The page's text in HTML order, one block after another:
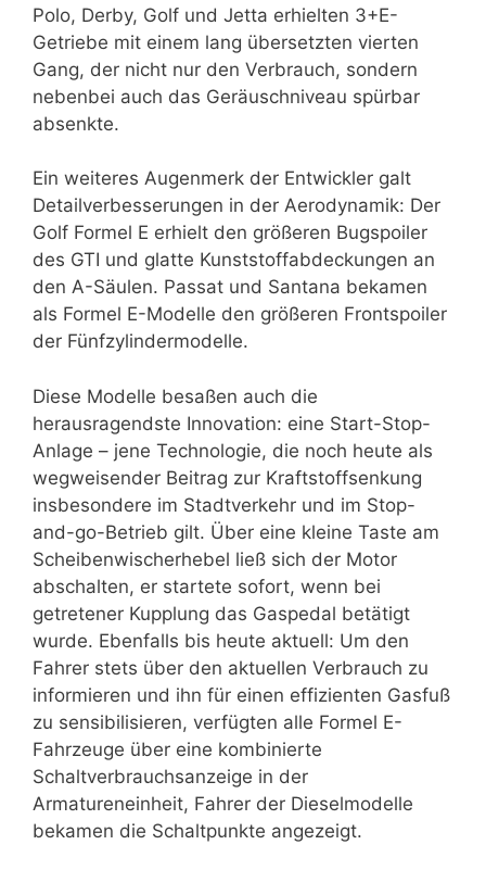
Polo, Derby, Golf und Jetta erhielten 3+E-
Getriebe mit einem lang übersetzten vierten
Gang, der nicht nur den Verbrauch, sondern
nebenbei auch das Geräuschniveau spürbar
absenkte.
Ein weiteres Augenmerk der Entwickler galt
Detailverbesserungen in der Aerodynamik: Der
Golf Formel E erhielt den größeren Bugspoiler
des GTI und glatte Kunststoffabdeckungen an
den A-Säulen. Passat und Santana bekamen
als Formel E-Modelle den größeren Frontspoiler
der Fünfzylindermodelle.
Diese Modelle besaßen auch die
herausragendste Innovation: eine Start-Stop-
Anlage – jene Technologie, die noch heute als
wegweisender Beitrag zur Kraftstoffsenkung
insbesondere im Stadtverkehr und im Stop-
and-go-Betrieb gilt. Über eine kleine Taste am
Scheibenwischerhebel ließ sich der Motor
abschalten, er startete sofort, wenn bei
getretener Kupplung das Gaspedal betätigt
wurde. Ebenfalls bis heute aktuell: Um den
Fahrer stets über den aktuellen Verbrauch zu
informieren und ihn für einen effizienten Gasfuß
zu sensibilisieren, verfügten alle Formel E-
Fahrzeuge über eine kombinierte
Schaltverbrauchsanzeige in der
Armatureneinheit, Fahrer der Dieselmodelle
bekamen die Schaltpunkte angezeigt.